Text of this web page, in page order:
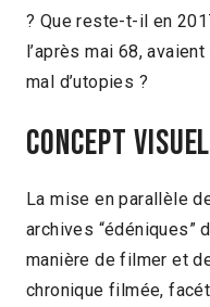
? Que reste-t-il en
l’après mai 68,
mal d’utopies ?
Concept visuel
La mise en parallèle
archives “édéniques”
manière de filmer et
chronique filmée,